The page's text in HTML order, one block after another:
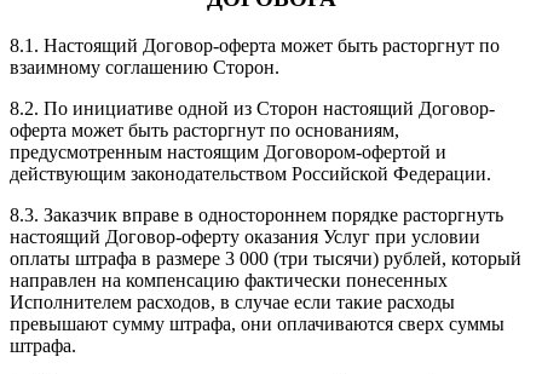
8.1. Настоящий Договор-оферта может быть расторгнут по
взаимному соглашению Сторон.
8.2. По инициативе одной из Сторон настоящий Договор-
оферта может быть расторгнут по основаниям,
предусмотренным настоящим Договором-офертой и
действующим законодательством Российской Федерации.
8.3. Заказчик вправе в одностороннем порядке расторгнуть
настоящий Договор-оферту оказания Услуг при условии
оплаты штрафа в размере 3 000 (три тысячи) рублей, который
направлен на компенсацию фактически понесенных
Исполнителем расходов, в случае если такие расходы
превышают сумму штрафа, они оплачиваются сверх суммы
штрафа.